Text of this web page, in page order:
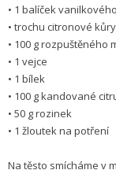
• 1 balíček
• trochu citronové
• 100 g rozpuštěného
• 1 vejce
• 1 bílek
• 100 g kandované
• 50 g rozinek
• 1 žloutek na potření
Na těsto smícháme v